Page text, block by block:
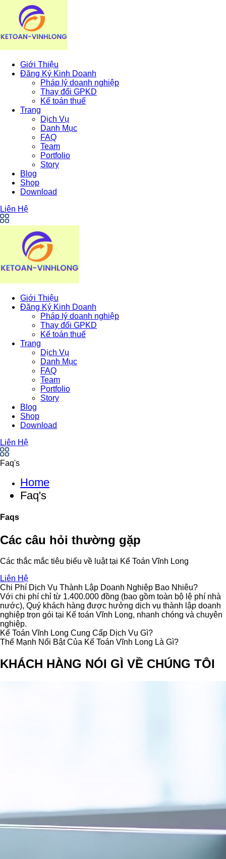
Giới Thiệu
Đăng Ký Kinh Doanh
Pháp lý doanh nghiệp
Thay đổi GPKD
Kế toán thuế
Trang
Dịch Vụ
Danh Mục
FAQ
Team
Portfolio
Story
Blog
Shop
Download
Liên Hệ
Giới Thiệu
Đăng Ký Kinh Doanh
Pháp lý doanh nghiệp
Thay đổi GPKD
Kế toán thuế
Trang
Dịch Vụ
Danh Mục
FAQ
Team
Portfolio
Story
Blog
Shop
Download
Liên Hệ
Faq's
Home
Faq's
Faqs
Các câu hỏi thường gặp
Các thắc mắc tiêu biểu về luật tại Kế Toán Vĩnh Long
Liên Hệ
Chi Phí Dịch Vụ Thành Lập Doanh Nghiệp Bao Nhiêu?
Với chi phí chỉ từ 1.400.000 đồng (bao gồm toàn bộ lệ phí nhà
nước), Quý khách hàng được hưởng dịch vụ thành lập doanh
nghiệp trọn gói tại Kế toán Vĩnh Long, nhanh chóng và chuyên
nghiệp.
Kế Toán Vĩnh Long Cung Cấp Dịch Vụ Gì?
Thế Mạnh Nổi Bật Của Kế Toán Vĩnh Long Là Gì?
KHÁCH HÀNG NÓI GÌ VỀ CHÚNG TÔI